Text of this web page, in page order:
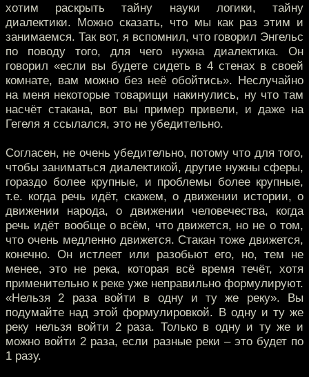
хотим раскрыть тайну науки логики, тайну
диалектики. Можно сказать, что мы как раз этим и
занимаемся. Так вот, я вспомнил, что говорил Энгельс
по поводу того, для чего нужна диалектика. Он
говорил «если вы будете сидеть в 4 стенах в своей
комнате, вам можно без неё обойтись». Неслучайно
на меня некоторые товарищи накинулись, ну что там
насчёт стакана, вот вы пример привели, и даже на
Гегеля я ссылался, это не убедительно.
Согласен, не очень убедительно, потому что для того,
чтобы заниматься диалектикой, другие нужны сферы,
гораздо более крупные, и проблемы более крупные,
т.е. когда речь идёт, скажем, о движении истории, о
движении народа, о движении человечества, когда
речь идёт вообще о всём, что движется, но не о том,
что очень медленно движется. Стакан тоже движется,
конечно. Он истлеет или разобьют его, но, тем не
менее, это не река, которая всё время течёт, хотя
применительно к реке уже неправильно формулируют.
«Нельзя 2 раза войти в одну и ту же реку». Вы
подумайте над этой формулировкой. В одну и ту же
реку нельзя войти 2 раза. Только в одну и ту же и
можно войти 2 раза, если разные реки – это будет по
1 разу.